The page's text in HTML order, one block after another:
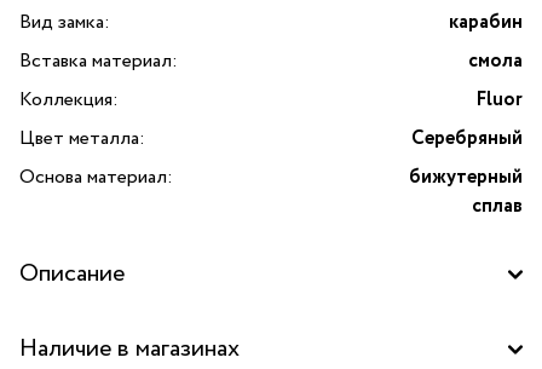
Вид замка:
карабин
Вставка материал:
смола
Коллекция:
Fluor
Цвет металла:
Серебряный
Основа материал:
бижутерный
сплав
Описание
Наличие в магазинах